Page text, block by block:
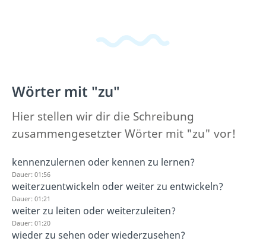
Wörter mit "zu"
Hier stellen wir dir die Schreibung
zusammengesetzter Wörter mit "zu" vor!
kennenzulernen oder kennen zu lernen?
Dauer: 01:56
weiterzuentwickeln oder weiter zu entwickeln?
Dauer: 01:21
weiter zu leiten oder weiterzuleiten?
Dauer: 01:20
wieder zu sehen oder wiederzusehen?